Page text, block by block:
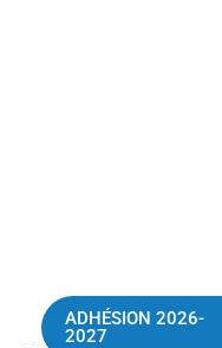
ADHÉSION 2026-
2027